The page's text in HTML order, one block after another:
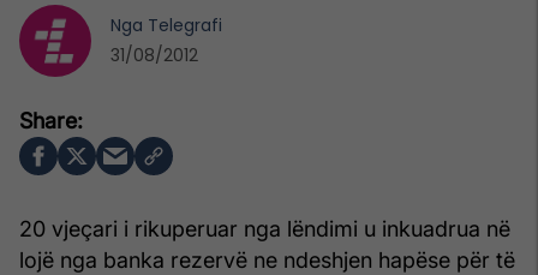
20 vjeçari i rikuperuar nga lëndimi u inkuadrua në
lojë nga banka rezervë ne ndeshjen hapëse për të
Nga Telegrafi
31/08/2012